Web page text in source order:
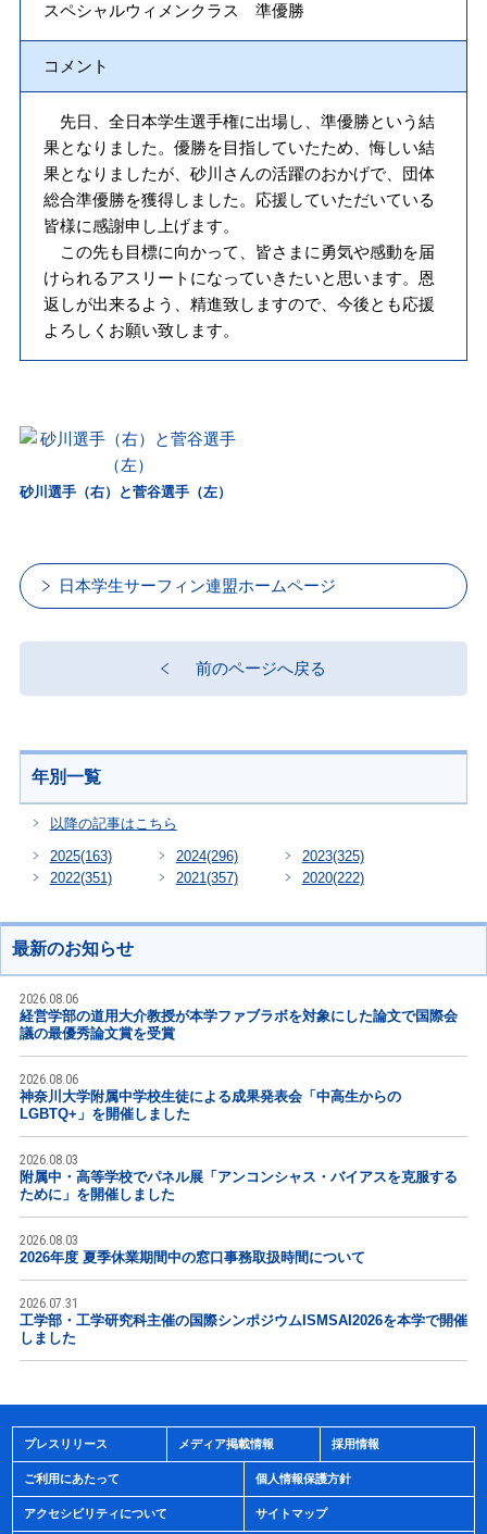
スペシャルウィメンクラス 準優勝
コメント
先日、全日本学生選手権に出場し、準優勝という結
果となりました。優勝を目指していたため、悔しい結
果となりましたが、砂川さんの活躍のおかげで、団体
総合準優勝を獲得しました。応援していただいている
皆様に感謝申し上げます。
この先も目標に向かって、皆さまに勇気や感動を届
けられるアスリートになっていきたいと思います。恩
返しが出来るよう、精進致しますので、今後とも応援
よろしくお願い致します。
砂川選手（右）と菅谷選手（左）
日本学生サーフィン連盟ホームページ
前のページへ戻る
年別一覧
以降の記事はこちら
2025(163) 2024(296) 2023(325)
2022(351) 2021 (357) 2020(222)
最新のお知らせ
2026.08.06
経営学部の道用大介教授が本学ファブラボを対象にした論文で国際会
議の最優秀論文賞を受賞
2026.08.06
神奈川大学附属中学校生徒による成果発表会「中高生からの
LGBTQ+」を開催しました
2026.08.03
附属中・高等学校でパネル展「アンコンシャス・バイアスを克服する
ために」を開催しました
2026.08.03
2026年度 夏季休業期間中の窓口事務取扱時間について
2026.07.31
工学部・工学研究科主催の国際シンポジウムISMSAI2026を本学で開催
しました
プレスリリース メディア掲載情報 採用情報
ご利用にあたって 個人情報保護方針
アクセシビリティについて サイトマップ